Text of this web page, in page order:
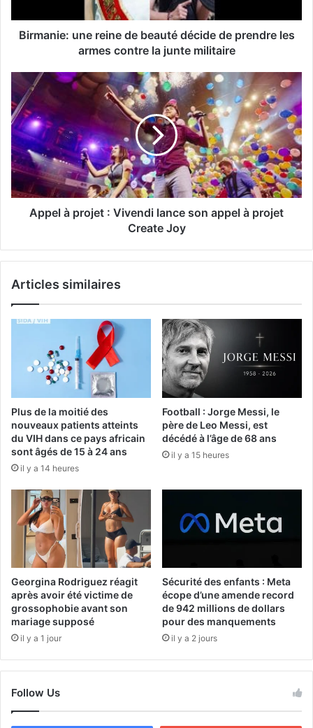
Birmanie: une reine de beauté décide de prendre les
armes contre la junte militaire
Appel à projet : Vivendi lance son appel à projet
Create Joy
Articles similaires
Plus de la moitié des
nouveaux patients atteints
du VIH dans ce pays africain
sont âgés de 15 à 24 ans
il y a 14 heures
Football : Jorge Messi, le
père de Leo Messi, est
décédé à l’âge de 68 ans
il y a 15 heures
Georgina Rodriguez réagit
après avoir été victime de
grossophobie avant son
mariage supposé
il y a 1 jour
Sécurité des enfants : Meta
écope d’une amende record
de 942 millions de dollars
pour des manquements
il y a 2 jours
Follow Us